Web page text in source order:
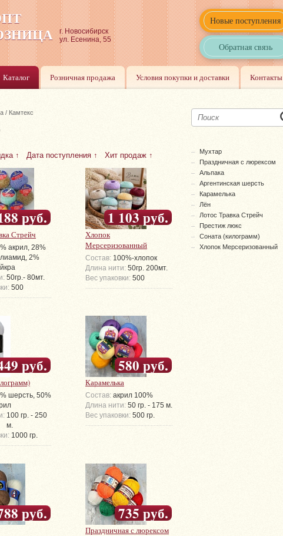
Новые поступления
Обратная связь
г. Новосибирск
ул. Есенина, 55
Каталог Розничная продажа Условия покупки и доставки Контакты
/ Камтекс
↑ Дата поступления ↑ Хит продаж ↑
Стрейч
руб.
акрил, 28%
2%
50гр.- 80мт.
500
Хлопок
Мерсеризованный
1 103 руб.
Состав: 100%-хлопок
Длина нити: 50гр. 200мт.
Вес упаковки: 500
руб.
шерсть, 50%
100 гр. - 250
м.
1000 гр.
Карамелька
580 руб.
Состав: акрил 100%
Длина нити: 50 гр. - 175 м.
Вес упаковки: 500 гр.
руб.
Праздничная с люрексом
735 руб.
Мухтар
Праздничная с люрексом
Альпака
Аргентинская шерсть
Карамелька
Лён
Лотос Травка Стрейч
Престиж люкс
Соната (килограмм)
Хлопок Мерсеризованный